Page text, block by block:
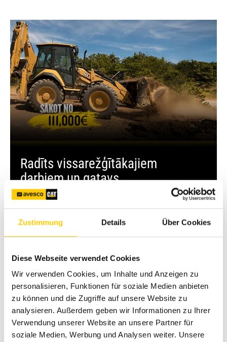
Zustimmung Details Über Cookies
Diese Webseite verwendet Cookies
Wir verwenden Cookies, um Inhalte und Anzeigen zu
personalisieren, Funktionen für soziale Medien anbieten
zu können und die Zugriffe auf unsere Website zu
analysieren. Außerdem geben wir Informationen zu Ihrer
Verwendung unserer Website an unsere Partner für
soziale Medien, Werbung und Analysen weiter. Unsere
Radīts vissarežģītākajiem
darbiem un gatavs
virzīt jūsu projektus uz priekšu
Uzzināt vairāk un saņēmt piedāvājumu